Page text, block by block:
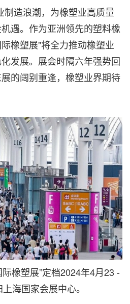
制造浪潮，为橡塑业高质量
遇。作为亚洲领先的塑料橡
橡塑展"将全力推动橡塑业
发展。展会时隔六年强势回
的阔别重逢，橡塑业界期待
橡塑展”定档2024年4月23 -
海国家会展中心。